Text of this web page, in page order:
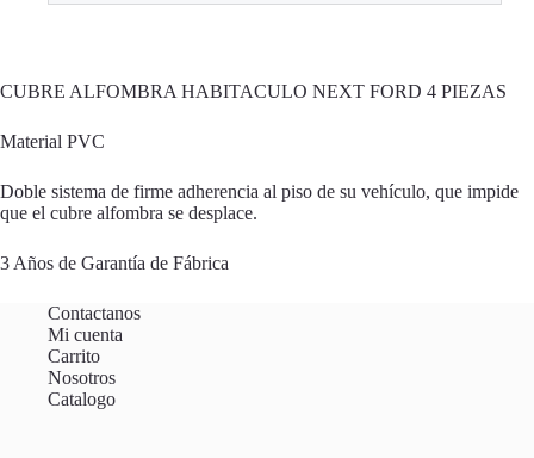
CUBRE ALFOMBRA HABITACULO NEXT FORD 4 PIEZAS
Material PVC
Doble sistema de firme adherencia al piso de su vehículo, que impide
que el cubre alfombra se desplace.
3 Años de Garantía de Fábrica
Contactanos
Mi cuenta
Carrito
Nosotros
Catalogo